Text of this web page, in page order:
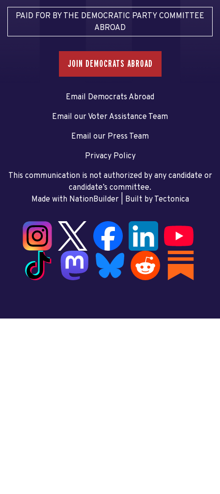
PAID FOR BY THE DEMOCRATIC PARTY COMMITTEE
ABROAD
JOIN DEMOCRATS ABROAD
Email Democrats Abroad
Email our Voter Assistance Team
Email our Press Team
Privacy Policy
This communication is not authorized by any candidate or
candidate’s committee.
Made with NationBuilder| Built by Tectonica